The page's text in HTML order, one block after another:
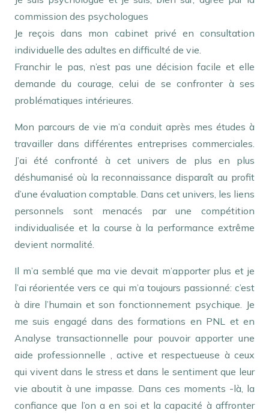
commission des psychologues
Je reçois dans mon cabinet privé en consultation
individuelle des adultes en difficulté de vie.
Franchir le pas, n’est pas une décision facile et elle
demande du courage, celui de se confronter à ses
problématiques intérieures.
Mon parcours de vie m’a conduit après mes études à
travailler dans différentes entreprises commerciales.
J’ai été confronté à cet univers de plus en plus
déshumanisé où la reconnaissance disparaît au profit
d’une évaluation comptable. Dans cet univers, les liens
personnels sont menacés par une compétition
individualisée et la course à la performance extrême
devient normalité.
Il m’a semblé que ma vie devait m’apporter plus et je
l’ai réorientée vers ce qui m’a toujours passionné: c’est
à dire l’humain et son fonctionnement psychique. Je
me suis engagé dans des formations en PNL et en
Analyse transactionnelle pour pouvoir apporter une
aide professionnelle , active et respectueuse à ceux
qui vivent dans le stress et dans le sentiment que leur
vie aboutit à une impasse. Dans ces moments -là, la
confiance que l’on a en soi et la capacité à affronter